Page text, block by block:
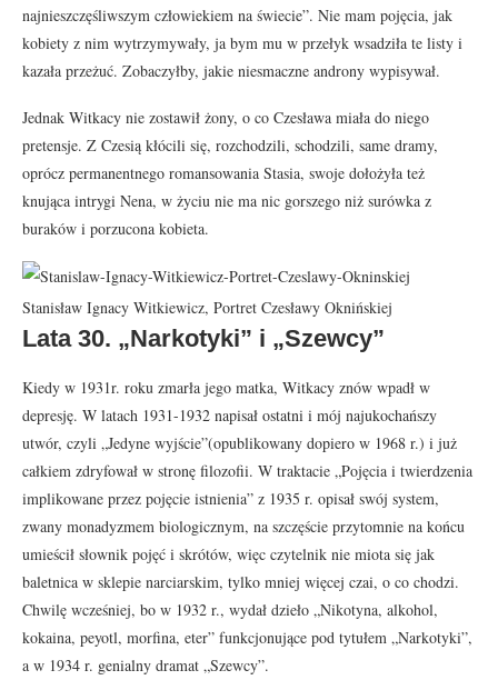
najnieszczęśliwszym człowiekiem na świecie”. Nie mam pojęcia, jak
kobiety z nim wytrzymywały, ja bym mu w przełyk wsadziła te listy i
kazała przeżuć. Zobaczyłby, jakie niesmaczne androny wypisywał.
Jednak Witkacy nie zostawił żony, o co Czesława miała do niego
pretensje. Z Czesią kłócili się, rozchodzili, schodzili, same dramy,
oprócz permanentnego romansowania Stasia, swoje dołożyła też
knująca intrygi Nena, w życiu nie ma nic gorszego niż surówka z
buraków i porzucona kobieta.
Stanisław Ignacy Witkiewicz, Portret Czesławy Oknińskiej
Lata 30. „Narkotyki” i „Szewcy”
Kiedy w 1931r. roku zmarła jego matka, Witkacy znów wpadł w
depresję. W latach 1931-1932 napisał ostatni i mój najukochańszy
utwór, czyli „Jedyne wyjście”(opublikowany dopiero w 1968 r.) i już
całkiem zdryfował w stronę filozofii. W traktacie „Pojęcia i twierdzenia
implikowane przez pojęcie istnienia” z 1935 r. opisał swój system,
zwany monadyzmem biologicznym, na szczęście przytomnie na końcu
umieścił słownik pojęć i skrótów, więc czytelnik nie miota się jak
baletnica w sklepie narciarskim, tylko mniej więcej czai, o co chodzi.
Chwilę wcześniej, bo w 1932 r., wydał dzieło „Nikotyna, alkohol,
kokaina, peyotl, morfina, eter” funkcjonujące pod tytułem „Narkotyki”,
a w 1934 r. genialny dramat „Szewcy”.